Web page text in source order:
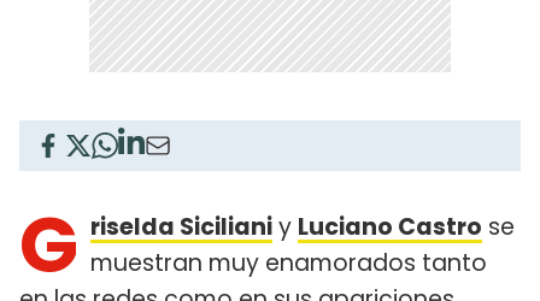
G riselda Sicilianiy Luciano Castro se
muestran muy enamorados tanto